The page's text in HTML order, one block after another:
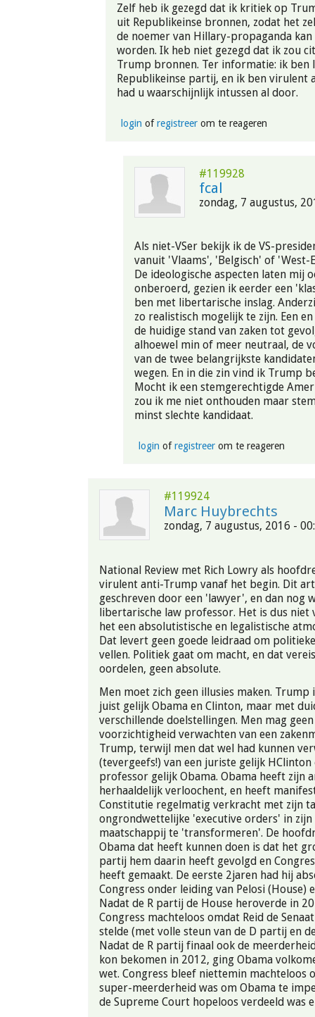
Zelf heb ik gezegd dat ik kritiek op
uit Republikeinse bronnen, zodat het
de noemer van Hillary-propaganda kan
worden. Ik heb niet gezegd dat ik zou
Trump bronnen. Ter informatie: ik ben
Republikeinse partij, en ik ben virulent
had u waarschijnlijk intussen al door.
login ofregistreerom te reageren
#119928
fcal
zondag, 7 augustus,
Als niet-VSer bekijk ik de VS-
vanuit 'Vlaams', 'Belgisch' of 'West-
De ideologische aspecten laten mij
onberoerd, gezien ik eerder een
ben met libertarische inslag.
zo realistisch mogelijk te zijn. Een
de huidige stand van zaken tot
alhoewel min of meer neutraal, de
van de twee belangrijkste
wegen. En in die zin vind ik Trump
Mocht ik een stemgerechtigde
zou ik me niet onthouden maar
minst slechte kandidaat.
login ofregistreerom te reageren
#119924
Marc Huybrechts
zondag, 7 augustus, 2016 -
National Review met Rich Lowry als
virulent anti-Trump vanaf het begin. Dit
geschreven door een 'lawyer', en dan nog
libertarische law professor. Het is dus niet
het een absolutistische en legalistische
Dat levert geen goede leidraad om
vellen. Politiek gaat om macht, en dat
oordelen, geen absolute.
Men moet zich geen illusies maken. Trump
juist gelijk Obama en Clinton, maar met
verschillende doelstellingen. Men mag
voorzichtigheid verwachten van een
Trump, terwijl men dat wel had kunnen
(tevergeefs!) van een juriste gelijk HClinton
professor gelijk Obama. Obama heeft zijn
herhaaldelijk verloochent, en heeft
Constitutie regelmatig verkracht met zijn
ongrondwettelijke 'executive orders' in zijn
maatschappij te 'transformeren'. De
Obama dat heeft kunnen doen is dat het
partij hem daarin heeft gevolgd en
heeft gemaakt. De eerste 2jaren had hij
Congress onder leiding van Pelosi (House)
Nadat de R partij de House heroverde in
Congress machteloos omdat Reid de
stelde (met volle steun van de D partij en
Nadat de R partij finaal ook de
kon bekomen in 2012, ging Obama
wet. Congress bleef niettemin machteloos
super-meerderheid was om Obama te
de Supreme Court hopeloos verdeeld was